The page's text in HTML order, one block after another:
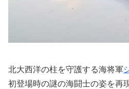
北大西洋の柱を守護する海将軍
初登場時の謎の海闘士の姿を再現